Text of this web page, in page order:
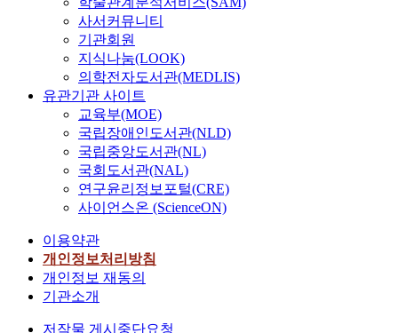
사서커뮤니티
기관회원
지식나눔(LOOK)
의학전자도서관(MEDLIS)
유관기관 사이트
교육부(MOE)
국립장애인도서관(NLD)
국립중앙도서관(NL)
국회도서관(NAL)
연구윤리정보포털(CRE)
사이언스온 (ScienceON)
이용약관
개인정보처리방침
개인정보 재동의
기관소개
저작물 게시중단요청